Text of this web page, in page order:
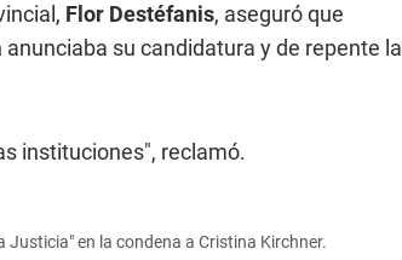
Flor Destéfanis, aseguró que
anunciaba su candidatura y de repente la
instituciones", reclamó.
en la condena a Cristina Kirchner.